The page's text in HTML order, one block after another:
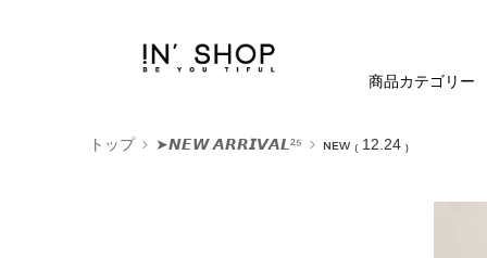
商品カテゴリー
トップ ➤𝙉𝙀𝙒 𝘼𝙍𝙍𝙄𝙑𝘼𝙇²⁵ ɴᴇᴡ ₍ 12.24 ₎